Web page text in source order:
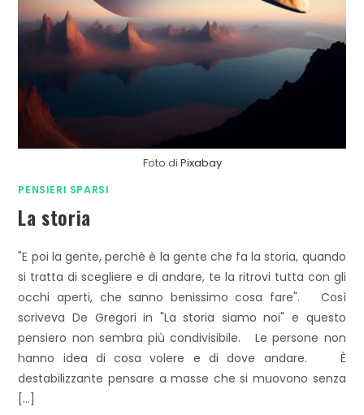
Foto di Pixabay
PENSIERI SPARSI
La storia
"E poi la gente, perchè è la gente che fa la storia, quando
si tratta di scegliere e di andare, te la ritrovi tutta con gli
occhi aperti, che sanno benissimo cosa fare". Così
scriveva De Gregori in "La storia siamo noi" e questo
pensiero non sembra più condivisibile. Le persone non
hanno idea di cosa volere e di dove andare. È
destabilizzante pensare a masse che si muovono senza
[…]